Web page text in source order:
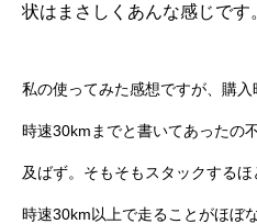
状はまさしくあんな感じです
私の使ってみた感想ですが、購
時速30kmまでと書いてあったの
及ばず。そもそもスタックする
時速30km以上で走ることがほぼ